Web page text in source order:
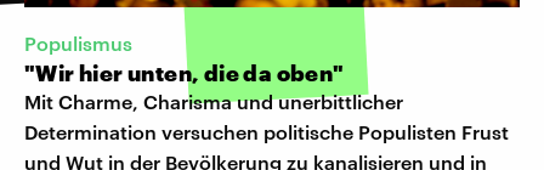
Populismus
"Wir hier unten, die da oben"
Mit Charme, Charisma und unerbittlicher
Determination versuchen politische Populisten Frust
und Wut in der Bevölkerung zu kanalisieren und in